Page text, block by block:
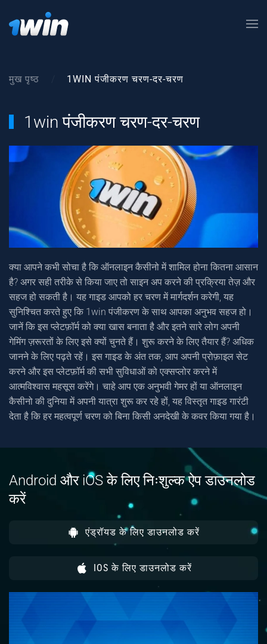
Skip to main content
मुख पृष्ठ 1WIN पंजीकरण चरण-दर-चरण
1win पंजीकरण चरण-दर-चरण
क्या आपने कभी सोचा है कि ऑनलाइन कैसीनो में शामिल होना कितना आसान
है? अगर सही तरीके से किया जाए तो साइन अप करने की प्रक्रिया तेज़ और
सहज हो सकती है। यह गाइड आपको हर चरण में मार्गदर्शन करेगी, यह
सुनिश्चित करते हुए कि 1win पंजीकरण के साथ आपका अनुभव सहज हो।
जानें कि इस प्लेटफ़ॉर्म को क्या खास बनाता है और इतने सारे लोग अपनी
गेमिंग ज़रूरतों के लिए इसे क्यों चुनते हैं। शुरू करने के लिए तैयार हैं? अधिक
जानने के लिए पढ़ते रहें। इस गाइड के अंत तक, आप अपनी प्रोफ़ाइल सेट
करने और इस प्लेटफ़ॉर्म की सभी सुविधाओं को एक्सप्लोर करने में
आत्मविश्वास महसूस करेंगे। चाहे आप एक अनुभवी गेमर हों या ऑनलाइन
कैसीनो की दुनिया में अपनी यात्रा शुरू कर रहे हों, यह विस्तृत गाइड गारंटी
देता है कि हर महत्वपूर्ण चरण को बिना किसी अनदेखी के कवर किया गया है।
Android और iOS के लिए निःशुल्क ऐप डाउनलोड
करें
एंड्रॉयड के लिए डाउनलोड करें
IOS के लिए डाउनलोड करें